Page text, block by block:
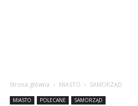
Strona główna MIASTO SAMORZĄD
MIASTO POLECANE SAMORZĄD